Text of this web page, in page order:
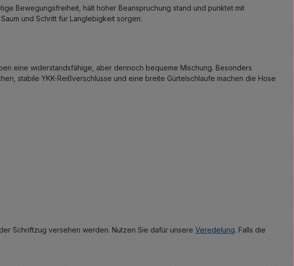
Bewegungsfreiheit, hält hoher Beanspruchung stand und punktet mit
und Schritt für Langlebigkeit sorgen.
eine widerstandsfähige, aber dennoch bequeme Mischung. Besonders
stabile YKK-Reißverschlüsse und eine breite Gürtelschlaufe machen die Hose
Schriftzug versehen werden. Nutzen Sie dafür unsere Veredelung. Falls die